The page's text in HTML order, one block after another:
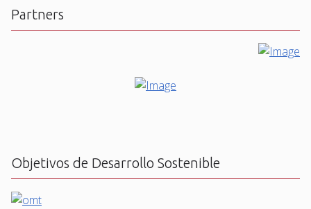
Partners
Objetivos de Desarrollo Sostenible